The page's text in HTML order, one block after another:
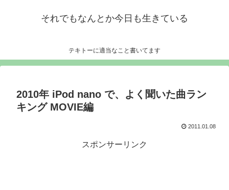
それでもなんとか今日も生きている
テキトーに適当なこと書いてます
2010年 iPod nano で、よく聞いた曲ラン
キング MOVIE編
2011.01.08
スポンサーリンク